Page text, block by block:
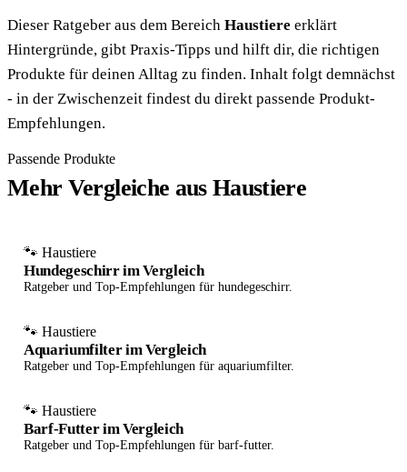
Dieser Ratgeber aus dem Bereich Haustiere erklärt
Hintergründe, gibt Praxis-Tipps und hilft dir, die richtigen
Produkte für deinen Alltag zu finden. Inhalt folgt demnächst
- in der Zwischenzeit findest du direkt passende Produkt-
Empfehlungen.
Passende Produkte
Mehr Vergleiche aus Haustiere
🐾 Haustiere
Hundegeschirr im Vergleich
Ratgeber und Top-Empfehlungen für hundegeschirr.
🐾 Haustiere
Aquariumfilter im Vergleich
Ratgeber und Top-Empfehlungen für aquariumfilter.
🐾 Haustiere
Barf-Futter im Vergleich
Ratgeber und Top-Empfehlungen für barf-futter.